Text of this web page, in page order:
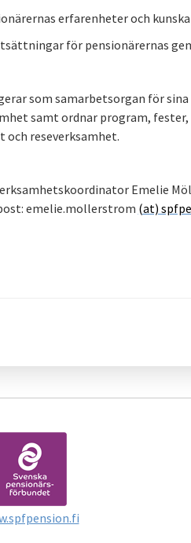
erfarenheter och
för pensionärernas
som samarbetsorgan för
samt ordnar program,
reseverksamhet.
Emelie
emelie.mollerstrom (at)